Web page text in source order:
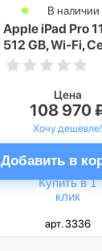
Apple iPad Pro
512 GB, Wi-Fi,
(Silver)
В наличии
Цена
108 970
Хочу дешевле!
Добавить в
Купить в 1
клик
арт. 3336